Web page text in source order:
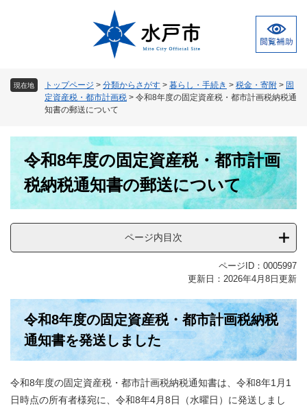
現在地 トップページ > 分類からさがす > 暮らし・手続き > 税金・寄附 > 固
定資産税・都市計画税 > 令和8年度の固定資産税・都市計画税納税通
知書の郵送について
令和8年度の固定資産税・都市計画
税納税通知書の郵送について
ページ内目次
ページID：0005997
更新日：2026年4月8日更新
令和8年度の固定資産税・都市計画税納税
通知書を発送しました
令和8年度の固定資産税・都市計画税納税通知書は、令和8年1月1
日時点の所有者様宛に、令和8年4月8日（水曜日）に発送しまし